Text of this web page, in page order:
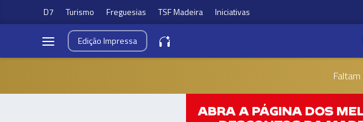
D7 Turismo Freguesias TSF Madeira Iniciativas
EdiçãoImpressa
Faltam